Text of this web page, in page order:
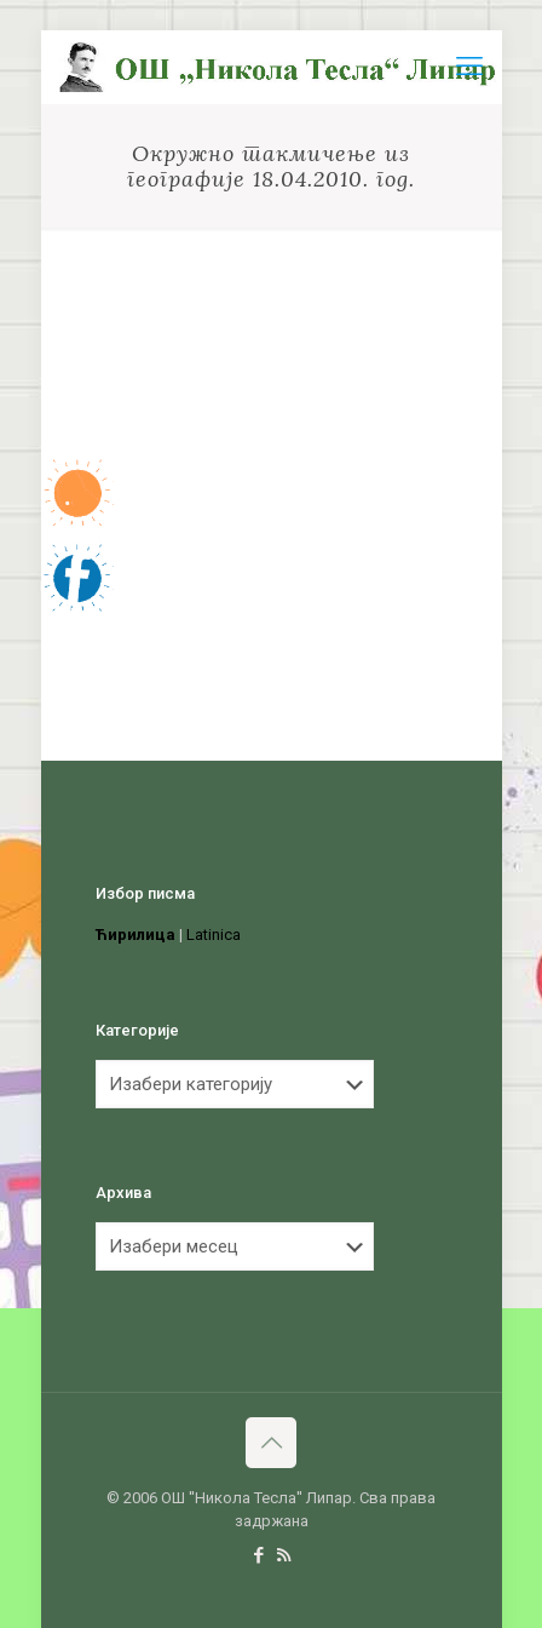
Окружно такмичење из
географије 18.04.2010. год.
Избор писма
Ћирилица | Latinica
Категорије
Архива
© 2006 ОШ ''Никола Тесла'' Липар. Сва права
задржана